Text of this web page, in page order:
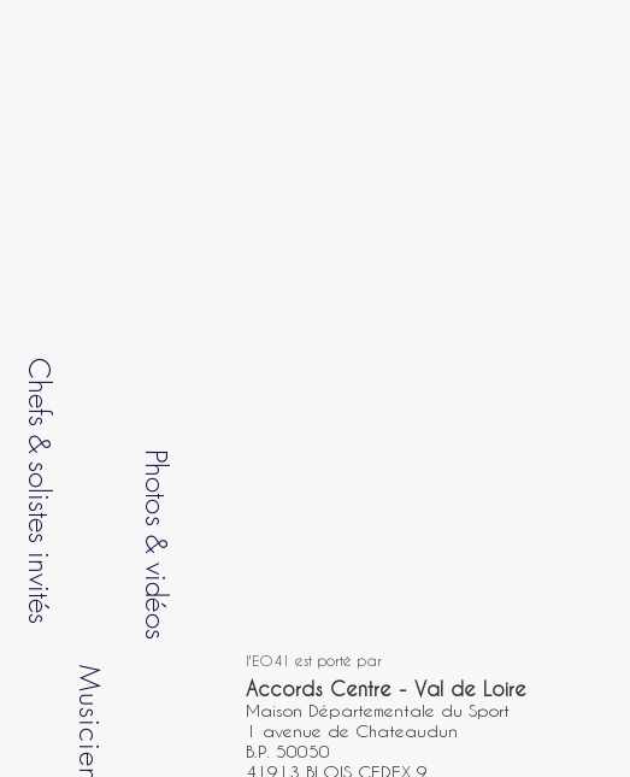
Chefs & solistes invités
Musiciens
Photos
&
vidéos
l'EO41 est porté par
Accords Centre - Val de Loire
Maison Départementale du Sport
1 avenue de Chateaudun
B.P. 50050
41913 BLOIS CEDEX 9